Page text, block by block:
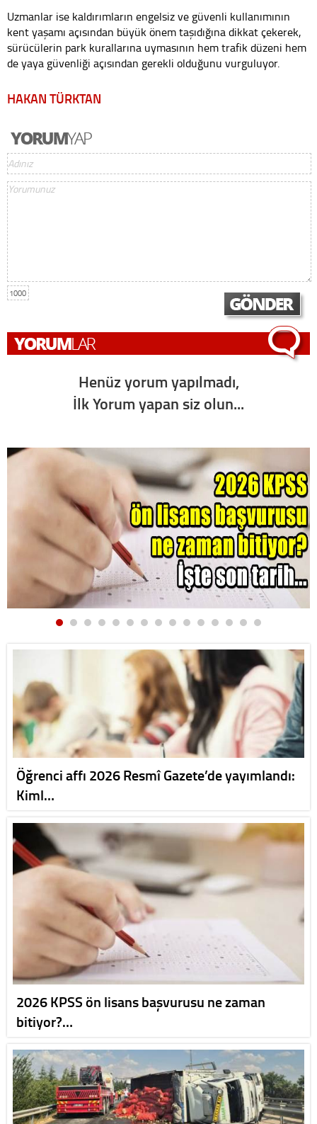
Uzmanlar ise kaldırımların engelsiz ve güvenli kullanımının
kent yaşamı açısından büyük önem taşıdığına dikkat çekerek,
sürücülerin park kurallarına uymasının hem trafik düzeni hem
de yaya güvenliği açısından gerekli olduğunu vurguluyor.
HAKAN TÜRKTAN
1000
Henüz yorum yapılmadı,
İlk Yorum yapan siz olun...
Öğrenci affı 2026 Resmî Gazete’de yayımlandı:
Kiml…
2026 KPSS ön lisans başvurusu ne zaman
bitiyor?…